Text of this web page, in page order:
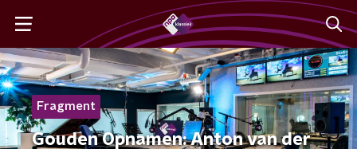
Fragment
Gouden Opnamen: Anton van der